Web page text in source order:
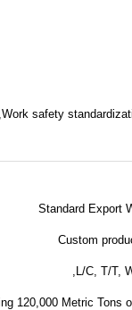
safety
Standard Export
Custom
L/C, T/T,
120,000 Metric Tons